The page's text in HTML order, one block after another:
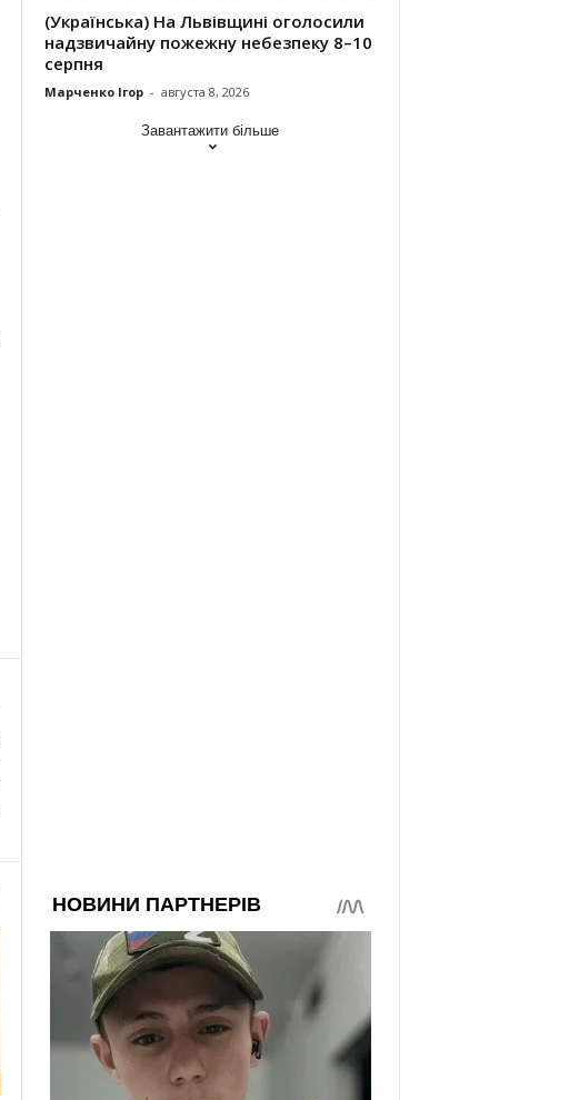
(Українська) На Львівщині оголосили
надзвичайну пожежну небезпеку 8–10
серпня
Марченко Ігор - августа 8, 2026
Завантажити більше